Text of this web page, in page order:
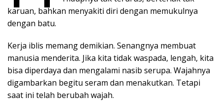
karuan, bahkan menyakiti diri dengan memukulnya
dengan batu.
Kerja iblis memang demikian. Senangnya membuat
manusia menderita. Jika kita tidak waspada, lengah, kita
bisa diperdaya dan mengalami nasib serupa. Wajahnya
digambarkan begitu seram dan menakutkan. Tetapi
saat ini telah berubah wajah.